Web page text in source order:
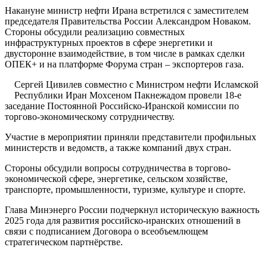
Накануне министр нефти Ирана встретился с заместителем
председателя Правительства России Александром Новаком.
Стороны обсудили реализацию совместных
инфраструктурных проектов в сфере энергетики и
двусторонне взаимодействие, в том числе в рамках сделки
ОПЕК+ и на платформе Форума стран – экспортеров газа.
Сергей Цивилев совместно с Министром нефти Исламской
Республики Иран Мохсеном Пакнежадом провели 18-е
заседание Постоянной Российско-Иранской комиссии по
торгово-экономическому сотрудничеству.
Участие в мероприятии приняли представители профильных
министерств и ведомств, а также компаний двух стран.
Стороны обсудили вопросы сотрудничества в торгово-
экономической сфере, энергетике, сельском хозяйстве,
транспорте, промышленности, туризме, культуре и спорте.
Глава Минэнерго России подчеркнул историческую важность
2025 года для развития российско-иранских отношений в
связи с подписанием Договора о всеобъемлющем
стратегическом партнёрстве.